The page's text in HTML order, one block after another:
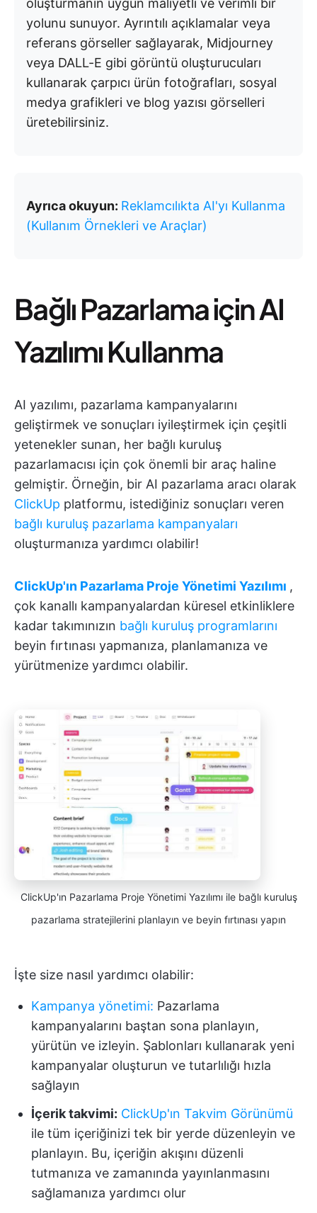
oluşturmanın uygun maliyetli ve verimli bir
yolunu sunuyor. Ayrıntılı açıklamalar veya
referans görseller sağlayarak, Midjourney
veya DALL-E gibi görüntü oluşturucuları
kullanarak çarpıcı ürün fotoğrafları, sosyal
medya grafikleri ve blog yazısı görselleri
üretebilirsiniz.
Ayrıca okuyun: Reklamcılıkta AI'yı Kullanma
(Kullanım Örnekleri ve Araçlar)
Bağlı Pazarlama için AI
Yazılımı Kullanma
AI yazılımı, pazarlama kampanyalarını
geliştirmek ve sonuçları iyileştirmek için çeşitli
yetenekler sunan, her bağlı kuruluş
pazarlamacısı için çok önemli bir araç haline
gelmiştir. Örneğin, bir AI pazarlama aracı olarak
ClickUp platformu, istediğiniz sonuçları veren
bağlı kuruluş pazarlama kampanyaları
oluşturmanıza yardımcı olabilir!
ClickUp'ın Pazarlama Proje Yönetimi Yazılımı ,
çok kanallı kampanyalardan küresel etkinliklere
kadar takımınızın bağlı kuruluş programlarını
beyin fırtınası yapmanıza, planlamanıza ve
yürütmenize yardımcı olabilir.
ClickUp'ın Pazarlama Proje Yönetimi Yazılımı ile bağlı kuruluş
pazarlama stratejilerini planlayın ve beyin fırtınası yapın
İşte size nasıl yardımcı olabilir:
Kampanya yönetimi: Pazarlama
kampanyalarını baştan sona planlayın,
yürütün ve izleyin. Şablonları kullanarak yeni
kampanyalar oluşturun ve tutarlılığı hızla
sağlayın
İçerik takvimi: ClickUp'ın Takvim Görünümü
ile tüm içeriğinizi tek bir yerde düzenleyin ve
planlayın. Bu, içeriğin akışını düzenli
tutmanıza ve zamanında yayınlanmasını
sağlamanıza yardımcı olur